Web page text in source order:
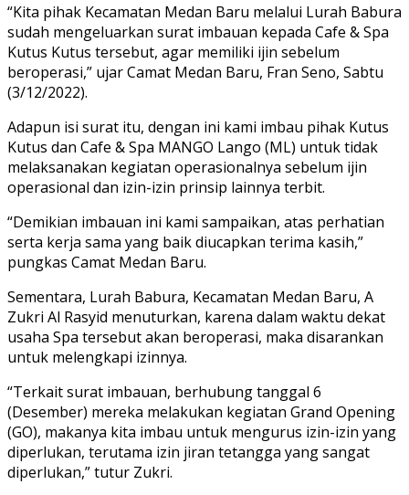
“Kita pihak Kecamatan Medan Baru melalui Lurah Babura
sudah mengeluarkan surat imbauan kepada Cafe & Spa
Kutus Kutus tersebut, agar memiliki ijin sebelum
beroperasi,” ujar Camat Medan Baru, Fran Seno, Sabtu
(3/12/2022).
Adapun isi surat itu, dengan ini kami imbau pihak Kutus
Kutus dan Cafe & Spa MANGO Lango (ML) untuk tidak
melaksanakan kegiatan operasionalnya sebelum ijin
operasional dan izin-izin prinsip lainnya terbit.
“Demikian imbauan ini kami sampaikan, atas perhatian
serta kerja sama yang baik diucapkan terima kasih,”
pungkas Camat Medan Baru.
Sementara, Lurah Babura, Kecamatan Medan Baru, A
Zukri Al Rasyid menuturkan, karena dalam waktu dekat
usaha Spa tersebut akan beroperasi, maka disarankan
untuk melengkapi izinnya.
“Terkait surat imbauan, berhubung tanggal 6
(Desember) mereka melakukan kegiatan Grand Opening
(GO), makanya kita imbau untuk mengurus izin-izin yang
diperlukan, terutama izin jiran tetangga yang sangat
diperlukan,” tutur Zukri.